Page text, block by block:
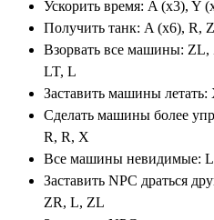
Ускорить время: A (x3), Y
Получить танк: A (x6), R,
Взорвать все машины:
LT, L
Заставить машины
Сделать машины более
R, R, X
Все машины невидимые:
Заставить NPC драться
ZR, L, ZL